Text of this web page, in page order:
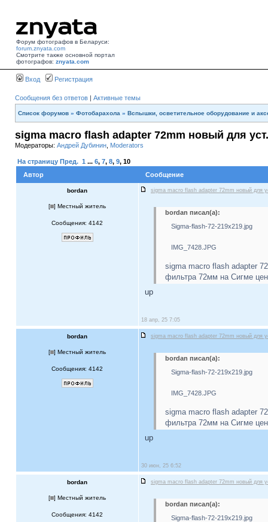
Форум фотографов в Беларуси:
forum.znyata.com
Смотрите также основной портал
фотографов: znyata.com
Вход Регистрация
Сообщения без ответов | Активные темы
Список форумов » Фотобарахола » Вспышки, осветительное оборудование и
sigma macro flash adapter 72mm новый для
Модераторы: Андрей Дубинин Moderators
На страницу Пред. 1 ... 6, 7, 8, 9, 10
Автор
Сообщение
bordan sigma macro flash adapter 72mm новый для
[ ] Местный житель
Сообщения: 4142
bordan писал(а):
Sigma-flash-72-219x219.jpg
IMG_7428.JPG
sigma macro flash adapter
фильтра 72мм на Сигме
up
18 апр, 25 7:05
bordan sigma macro flash adapter 72mm новый для
[ ] Местный житель
Сообщения: 4142
bordan писал(а):
Sigma-flash-72-219x219.jpg
IMG_7428.JPG
sigma macro flash adapter
фильтра 72мм на Сигме
up
30 июн, 25 6:52
bordan sigma macro flash adapter 72mm новый для
[ ] Местный житель
Сообщения: 4142
bordan писал(а):
Sigma-flash-72-219x219.jpg